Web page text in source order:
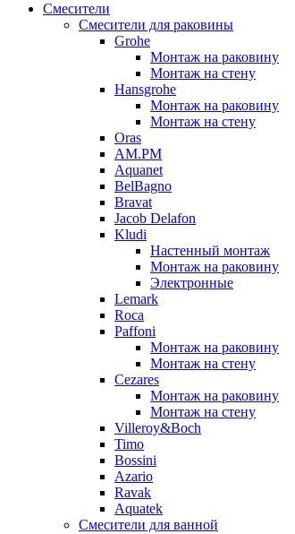
Смесители
Смесители для раковины
Grohe
Монтаж на раковину
Монтаж на стену
Hansgrohe
Монтаж на раковину
Монтаж на стену
Oras
AM.PM
Aquanet
BelBagno
Bravat
Jacob Delafon
Kludi
Настенный монтаж
Монтаж на раковину
Электронные
Lemark
Roca
Paffoni
Монтаж на раковину
Монтаж на стену
Cezares
Монтаж на раковину
Монтаж на стену
Villeroy&Boch
Timo
Bossini
Azario
Ravak
Aquatek
Смесители для ванной